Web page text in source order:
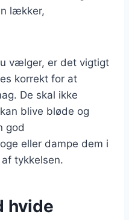
lækker,
vælger, er det vigtigt
korrekt for at
De skal ikke
blive bløde og
god
eller dampe dem i
tykkelsen.
hvide